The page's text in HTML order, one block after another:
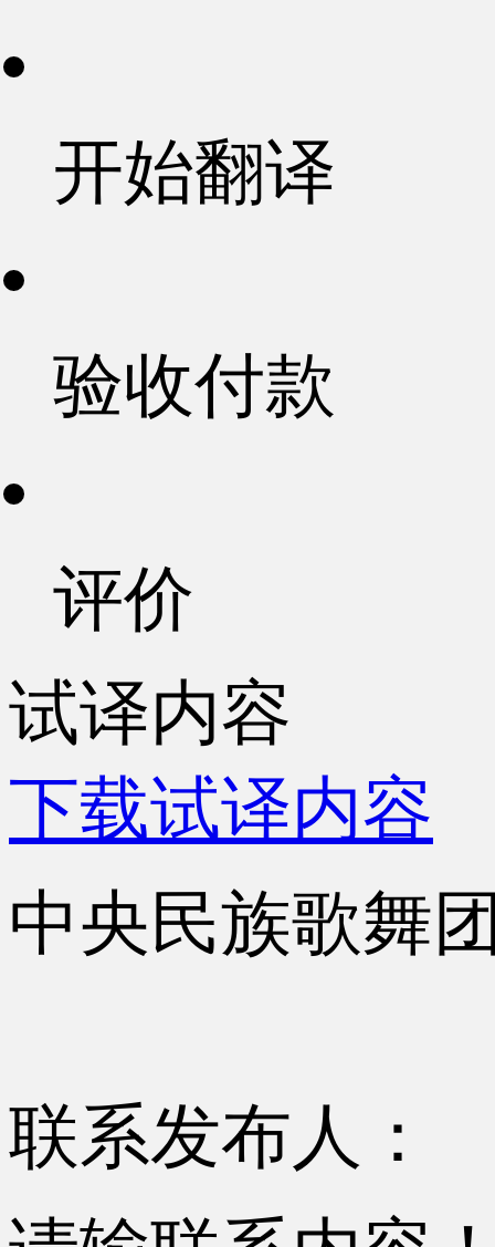
开始翻译
验收付款
评价
试译内容
下载试译内容
中央民族歌舞
联系发布人：